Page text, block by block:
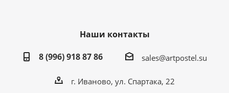
Наши контакты
8 (996) 918 87 86
sales@artpostel.su
г. Иваново, ул. Спартака, 22